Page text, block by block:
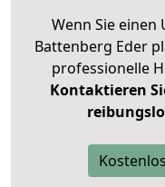
Wenn Sie einen
Battenberg Eder
professionelle
Kontaktieren